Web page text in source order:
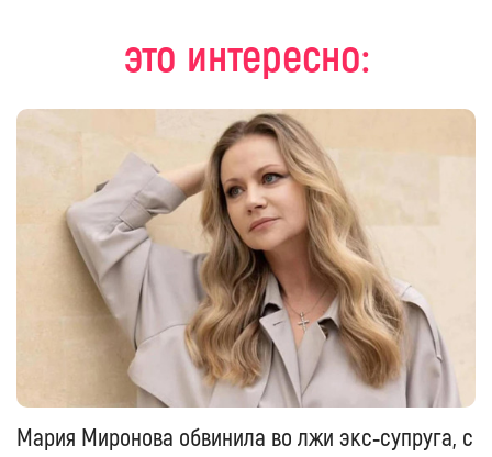
это интересно:
Мария Миронова обвинила во лжи экс‑супруга, с